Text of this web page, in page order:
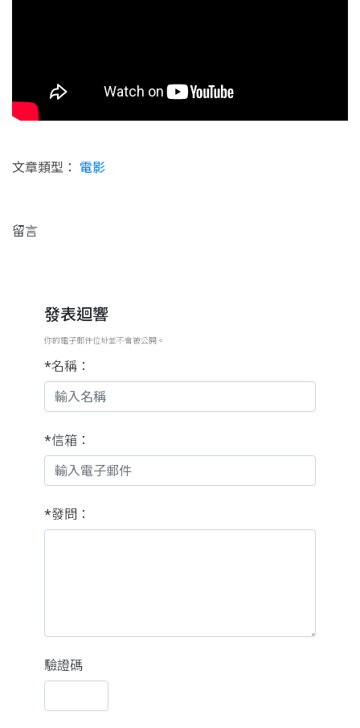
文章類型： 電影
留言
發表迴響
你的電子郵件位址並不會被公開。
*名稱：
*信箱：
*發問：
驗證碼